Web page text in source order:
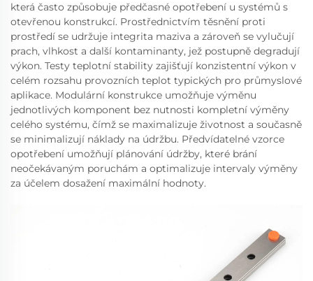
která často způsobuje předčasné opotřebení u systémů s
otevřenou konstrukcí. Prostřednictvím těsnění proti
prostředí se udržuje integrita maziva a zároveň se vylučují
prach, vlhkost a další kontaminanty, jež postupně degradují
výkon. Testy teplotní stability zajišťují konzistentní výkon v
celém rozsahu provozních teplot typických pro průmyslové
aplikace. Modulární konstrukce umožňuje výměnu
jednotlivých komponent bez nutnosti kompletní výměny
celého systému, čímž se maximalizuje životnost a současně
se minimalizují náklady na údržbu. Předvídatelné vzorce
opotřebení umožňují plánování údržby, které brání
neočekávaným poruchám a optimalizuje intervaly výměny
za účelem dosažení maximální hodnoty.